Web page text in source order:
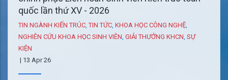
quốc lần thứ XV - 2026
TIN NGÀNH KIẾN TRÚC,TIN TỨC, KHOA HỌC CÔNG NGHỆ,
NGHIÊN CỨU KHOA HỌC SINH VIÊN, GIẢI THƯỞNG KHCN, SỰ
KIỆN
| 13 Apr 26